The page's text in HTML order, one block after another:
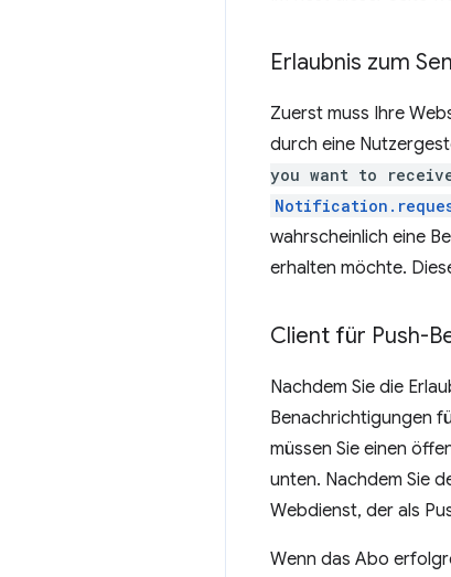
Erlaubnis zum
Zuerst muss Ihre
durch eine
you want to
wahrscheinlich eine
erhalten möchte.
Client für Push-
Nachdem Sie die
Benachrichtigungen
müssen Sie einen
unten. Nachdem Sie
Webdienst, der als
Wenn das Abo